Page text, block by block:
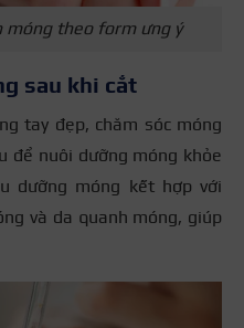
móng theo form ưng ý
sau khi cắt
tay đẹp, chăm sóc móng
để nuôi dưỡng móng khỏe
dưỡng móng kết hợp với
và da quanh móng, giúp